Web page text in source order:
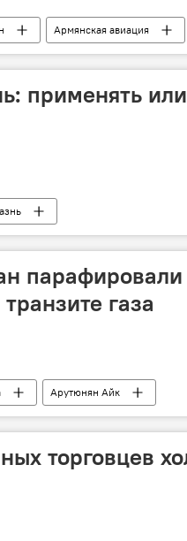
Армянская авиация
применять
парафировали
газа
Арутюнян Айк
по транзиту газа
торговцев